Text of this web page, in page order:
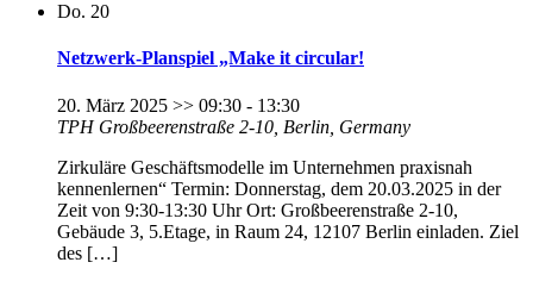
Do. 20
Netzwerk-Planspiel „Make it circular!
20. März 2025 >> 09:30 - 13:30
TPH Großbeerenstraße 2-10, Berlin, Germany
Zirkuläre Geschäftsmodelle im Unternehmen praxisnah
kennenlernen“ Termin: Donnerstag, dem 20.03.2025 in der
Zeit von 9:30-13:30 Uhr Ort: Großbeerenstraße 2-10,
Gebäude 3, 5.Etage, in Raum 24, 12107 Berlin einladen. Ziel
des […]